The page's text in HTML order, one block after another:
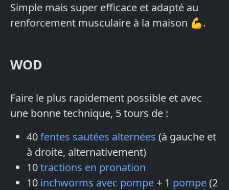
Simple mais super efficace et adapté au
renforcement musculaire à la maison 💪.
WOD
Faire le plus rapidement possible et avec
une bonne technique, 5 tours de :
40fentes sautées alternées (à gauche et
à droite, alternativement)
10tractions en pronation
10 inchworms avec pompe + 1 pompe(2